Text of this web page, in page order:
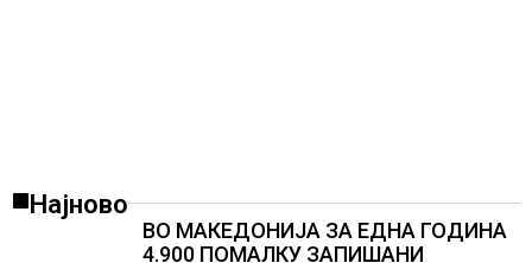
Најново
ВО МАКЕДОНИЈА ЗА ЕДНА ГОДИНА
4.900 ПОМАЛКУ ЗАПИШАНИ